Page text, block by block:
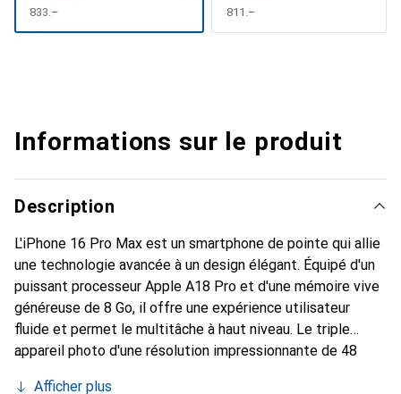
CHF
833.– CHF
811.–
Informations sur le produit
Description
L'iPhone 16 Pro Max est un smartphone de pointe qui allie
une technologie avancée à un design élégant. Équipé d'un
puissant processeur Apple A18 Pro et d'une mémoire vive
généreuse de 8 Go, il offre une expérience utilisateur
fluide et permet le multitâche à haut niveau. Le triple
appareil photo d'une résolution impressionnante de 48
Afficher plus